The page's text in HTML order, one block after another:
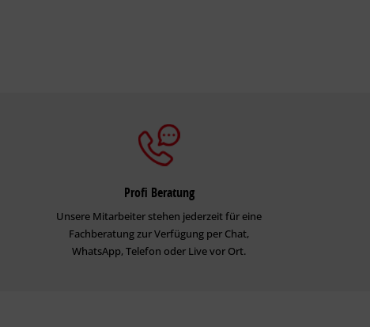
Profi Beratung
Unsere Mitarbeiter stehen jederzeit für eine
Fachberatung zur Verfügung per Chat,
WhatsApp, Telefon oder Live vor Ort.